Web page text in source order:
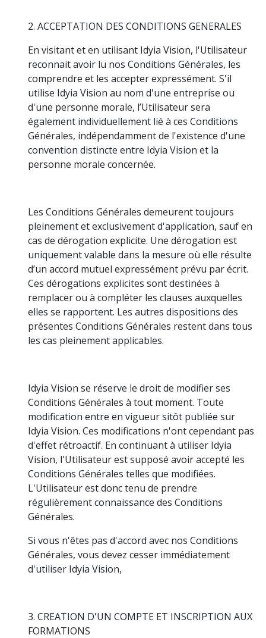
2. ACCEPTATION DES CONDITIONS GENERALES
En visitant et en utilisant Idyia Vision, l'Utilisateur
reconnait avoir lu nos Conditions Générales, les
comprendre et les accepter expressément. S'il
utilise Idyia Vision au nom d'une entreprise ou
d'une personne morale, l’Utilisateur sera
également individuellement lié à ces Conditions
Générales, indépendamment de l'existence d'une
convention distincte entre Idyia Vision et la
personne morale concernée.
Les Conditions Générales demeurent toujours
pleinement et exclusivement d'application, sauf en
cas de dérogation explicite. Une dérogation est
uniquement valable dans la mesure où elle résulte
d’un accord mutuel expressément prévu par écrit.
Ces dérogations explicites sont destinées à
remplacer ou à compléter les clauses auxquelles
elles se rapportent. Les autres dispositions des
présentes Conditions Générales restent dans tous
les cas pleinement applicables.
Idyia Vision se réserve le droit de modifier ses
Conditions Générales à tout moment. Toute
modification entre en vigueur sitôt publiée sur
Idyia Vision. Ces modifications n'ont cependant pas
d'effet rétroactif. En continuant à utiliser Idyia
Vision, l'Utilisateur est supposé avoir accepté les
Conditions Générales telles que modifiées.
L'Utilisateur est donc tenu de prendre
régulièrement connaissance des Conditions
Générales.
Si vous n'êtes pas d'accord avec nos Conditions
Générales, vous devez cesser immédiatement
d'utiliser Idyia Vision,
3. CREATION D'UN COMPTE ET INSCRIPTION AUX
FORMATIONS